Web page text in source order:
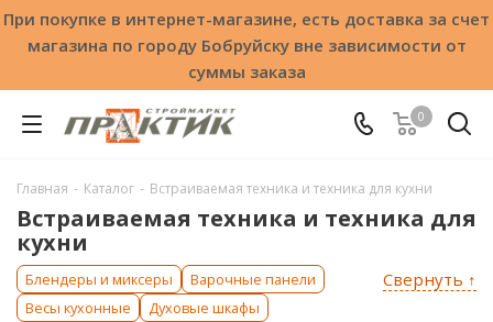
При покупке в интернет-магазине, есть доставка за счет
магазина по городу Бобруйску вне зависимости от
суммы заказа
0
Главная - Каталог - Встраиваемая техника и техника для кухни
Встраиваемая техника и техника для
кухни
Свернуть ↑
Блендеры и миксеры
Варочные панели
Весы кухонные
Духовые шкафы